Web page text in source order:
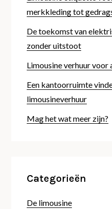
merkkleding tot
De toekomst van
zonder uitstoot
Limousine verhuur voor
Een kantoorruimte
limousineverhuur
Mag het wat meer zijn?
Categorieën
De limousine